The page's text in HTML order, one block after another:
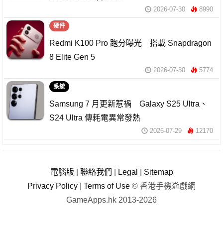
2026-07-30 8990
硬件
Redmi K100 Pro 跑分曝光 搭載 Snapdragon
8 Elite Gen 5
2026-07-30 5774
系統
Samsung 7 月更新惹禍 Galaxy S25 Ultra、
S24 Ultra 傳耗電異常發熱
2026-07-29 12170
電腦版 聯絡我們 Legal
Sitemap
Privacy Policy
Terms of Use © 香港手機遊戲網
GameApps.hk 2013-2026